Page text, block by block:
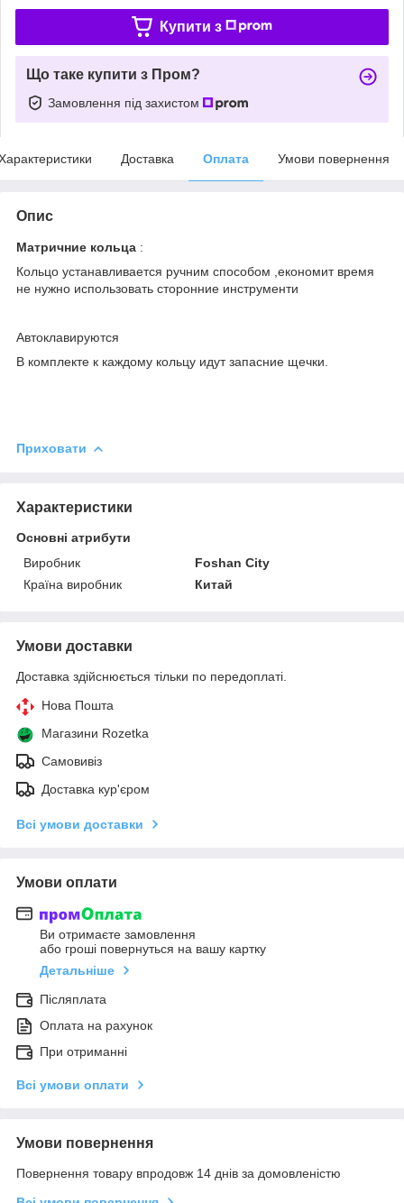
Купити з
Що таке купити з Пром?
Замовлення під захистом
Доставка Оплата Умови повернення
Опис
Матричние кольца :
Кольцо устанавливается ручним способом ,економит время
не нужно использовать сторонние инструменти
Автоклавируются
В комплекте к каждому кольцу идут запасние щечки.
Приховати
Характеристики
Основні атрибути
Виробник
Foshan City
Країна виробник
Китай
Умови доставки
Доставка здійснюється тільки по передоплаті.
Нова Пошта
Магазини Rozetka
Самовивіз
Доставка кур'єром
Всі умови доставки
Умови оплати
Ви отримаєте замовлення
або гроші повернуться на вашу картку
Детальніше
Післяплата
Оплата на рахунок
При отриманні
Всі умови оплати
Умови повернення
Повернення товару впродовж 14 днів за домовленістю